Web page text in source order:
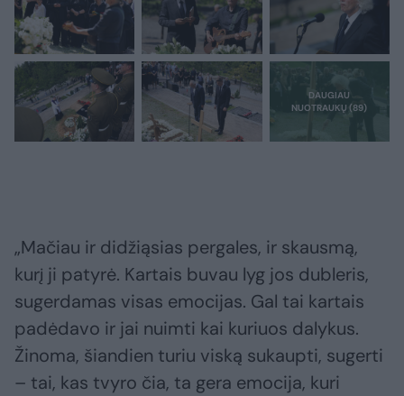
„Mačiau ir didžiąsias pergales, ir skausmą,
kurį ji patyrė. Kartais buvau lyg jos dubleris,
sugerdamas visas emocijas. Gal tai kartais
padėdavo ir jai nuimti kai kuriuos dalykus.
Žinoma, šiandien turiu viską sukaupti, sugerti
– tai, kas tvyro čia, ta gera emocija, kuri